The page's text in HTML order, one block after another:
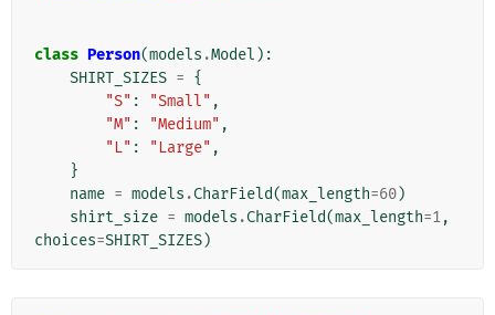
class Person(models .Model ):
SHIRT_SIZES = {
"S" : "Small" ,
"M" : "Medium" ,
"L" : "Large" ,
}
name = models .CharField(max_length=60)
shirt_size = models .CharField(max_length=1,
choices=SHIRT_SIZES)